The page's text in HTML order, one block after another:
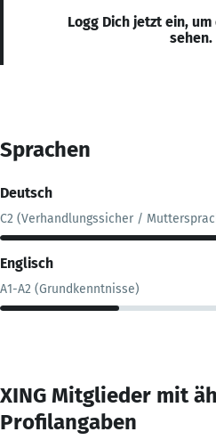
Logg Dich jetzt ein,
sehen.
Sprachen
Deutsch
C2 (Verhandlungssicher /
Englisch
A1-A2 (Grundkenntnisse)
XING Mitglieder mit
Profilangaben